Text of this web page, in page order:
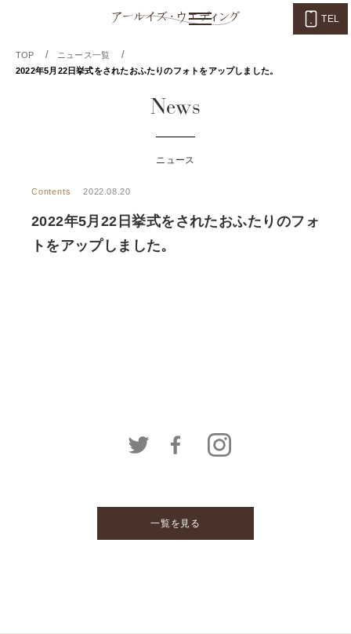
TEL
TOP / ニュース一覧 /
2022年5月22日挙式をされたおふたりのフォトをアップしました。
News
ニュース
Contents 2022.08.20
2022年5月22日挙式をされたおふたりのフォ
トをアップしました。
一覧を見る